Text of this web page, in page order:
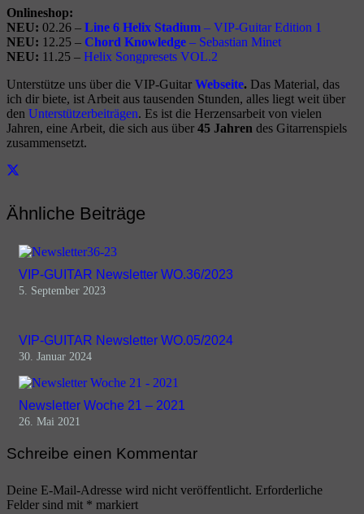
Onlineshop:
NEU: 02.26 – Line 6 Helix Stadium – VIP-Guitar Edition 1
NEU: 12.25 – Chord Knowledge – Sebastian Minet
NEU: 11.25 – Helix Songpresets VOL.2
Unterstütze uns über die VIP-Guitar Webseite. Das Material, das
ich dir biete, ist Arbeit aus tausenden Stunden, alles liegt weit über
den Unterstützerbeiträgen. Es ist die Herzensarbeit von vielen
Jahren, eine Arbeit, die sich aus über 45 Jahren des Gitarrenspiels
zusammensetzt.
Ähnliche Beiträge
VIP-GUITAR Newsletter WO.36/2023
5. September 2023
VIP-GUITAR Newsletter WO.05/2024
30. Januar 2024
Newsletter Woche 21 – 2021
26. Mai 2021
Schreibe einen Kommentar
Deine E-Mail-Adresse wird nicht veröffentlicht. Erforderliche
Felder sind mit * markiert